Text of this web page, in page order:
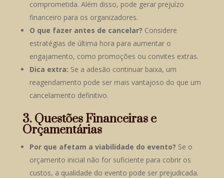
comprometida. Além disso, pode gerar prejuízo
financeiro para os organizadores.
O que fazer antes de cancelar? Considere
estratégias de última hora para aumentar o
engajamento, como promoções ou convites extras.
Dica extra: Se a adesão continuar baixa, um
reagendamento pode ser mais vantajoso do que um
cancelamento definitivo.
3. Questões Financeiras e
Orçamentárias
Por que afetam a viabilidade do evento? Se o
orçamento inicial não for suficiente para cobrir os
custos, a qualidade do evento pode ser prejudicada.